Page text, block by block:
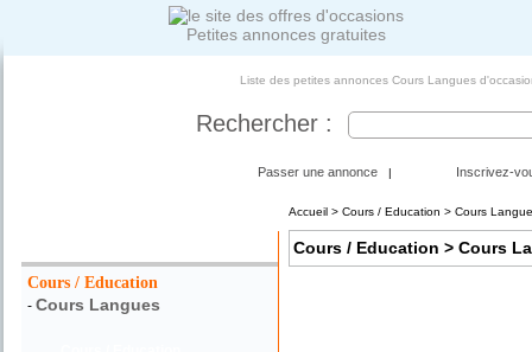
Petites annonces gratuites
Liste des petites annonces Cours Langues
Rechercher :
Passer une annonce | Inscrivez-
Cours / Education
- Cours Langues
Accueil> Cours / Education > Cours
Cours / Education > Cours